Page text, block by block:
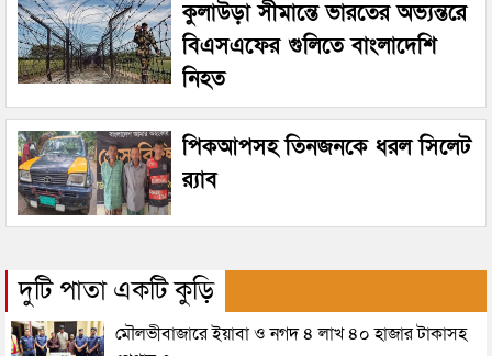
কুলাউড়া সীমান্তে ভারতের অভ্যন্তরে
বিএসএফের গুলিতে বাংলাদেশি
নিহত
পিকআপসহ তিনজনকে ধরল সিলেট
র‌্যাব
দুটি পাতা একটি কুড়ি
মৌলভীবাজারে ইয়াবা ও নগদ ৪ লাখ ৪০ হাজার টাকাসহ